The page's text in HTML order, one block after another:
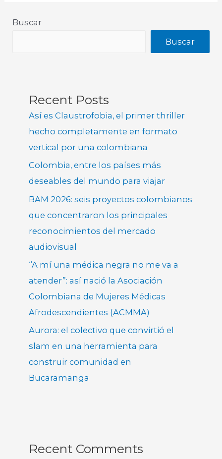
Buscar
Buscar
Recent Posts
Así es Claustrofobia, el primer thriller
hecho completamente en formato
vertical por una colombiana
Colombia, entre los países más
deseables del mundo para viajar
BAM 2026: seis proyectos colombianos
que concentraron los principales
reconocimientos del mercado
audiovisual
“A mí una médica negra no me va a
atender”: así nació la Asociación
Colombiana de Mujeres Médicas
Afrodescendientes (ACMMA)
Aurora: el colectivo que convirtió el
slam en una herramienta para
construir comunidad en
Bucaramanga
Recent Comments